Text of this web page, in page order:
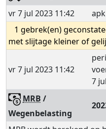
vr 7 jul 2023 11:42
1 gebrek(en)
met slijtage kleiner of
vr 7 jul 2023 11:42
7
MRB /
Wegenbelasting